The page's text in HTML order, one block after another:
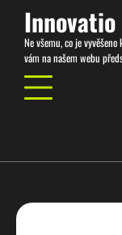
content
Innovatio
Ne všemu, co je
vám na našem webu